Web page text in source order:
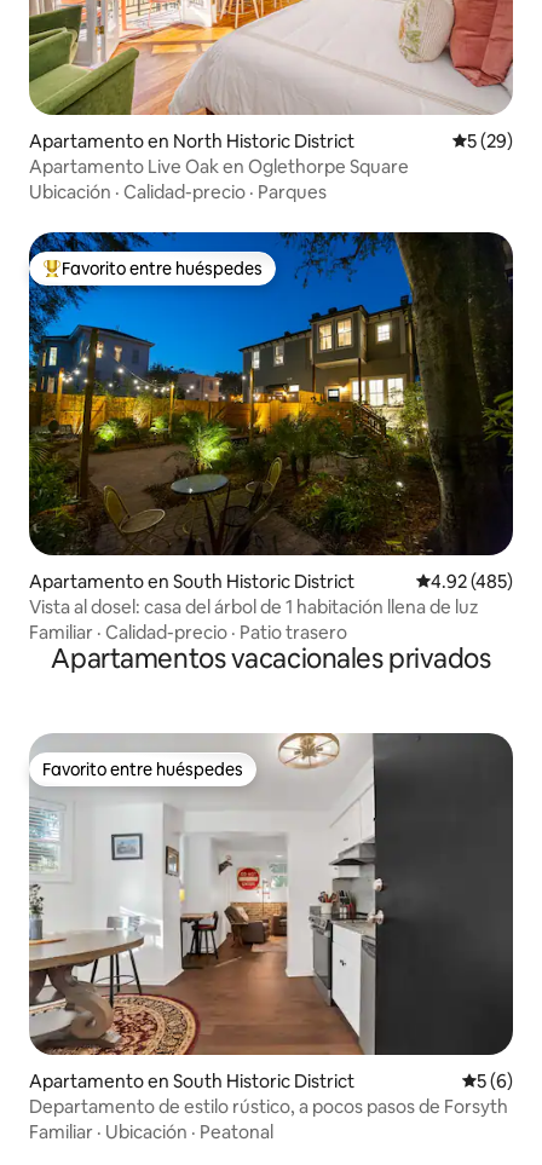
Apartamento en North Historic District
5 (29)
Apartamento Live Oak en Oglethorpe Square
Ubicación · Calidad-precio · Parques
Favorito entre huéspedes preferido
Favorito entre huéspedes
Apartamento en South Historic District Calificación
4.92 (485)
Vista al dosel: casa del árbol de 1 habitación llena de luz
Familiar · Calidad-precio · Patio trasero
Apartamentos vacacionales privados
Favorito entre huéspedes
Favorito entre huéspedes
Apartamento en South Historic District
5 (6)
Departamento de estilo rústico, a pocos pasos de Forsyth
Familiar · Ubicación · Peatonal